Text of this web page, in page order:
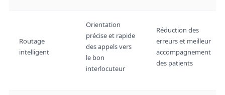
Routage
intelligent
Orientation
précise et rapide
des appels vers
le bon
interlocuteur
Réduction des
erreurs et meilleur
accompagnement
des patients